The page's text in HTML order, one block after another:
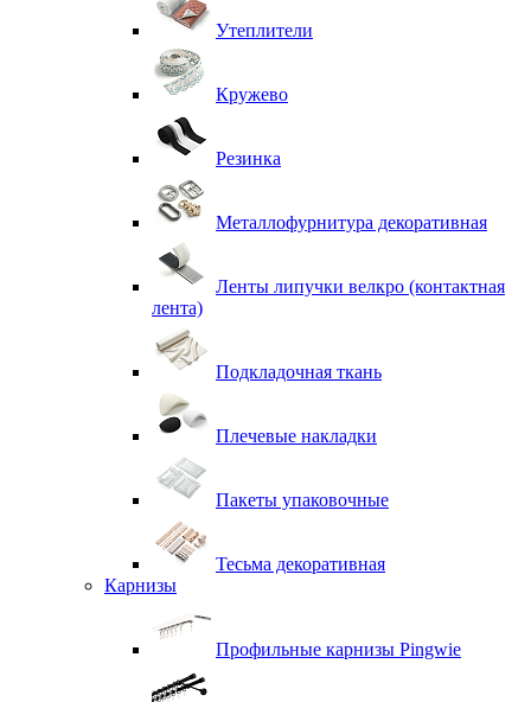
Утеплители
Кружево
Резинка
Металлофурнитура декоративная
Ленты липучки велкро (контактная
лента)
Подкладочная ткань
Плечевые накладки
Пакеты упаковочные
Тесьма декоративная
Карнизы
Профильные карнизы Pingwie